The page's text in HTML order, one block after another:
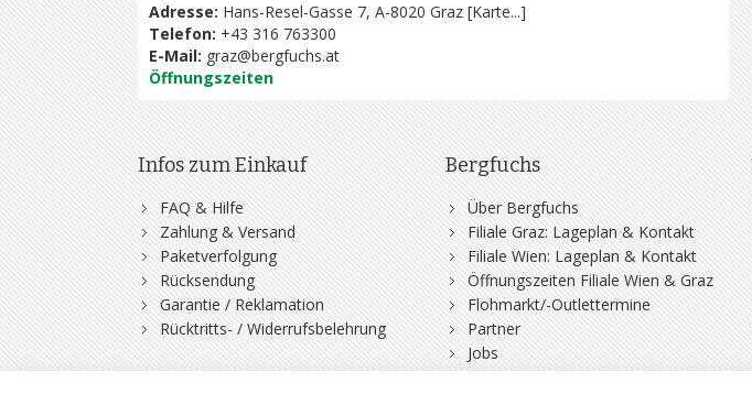
Adresse: Hans-Resel-Gasse 7, A-8020 Graz [Karte...]
Telefon: +43 316 763300
E-Mail: graz@bergfuchs.at
Öffnungszeiten
Infos zum Einkauf
FAQ & Hilfe
Zahlung & Versand
Paketverfolgung
Rücksendung
Garantie / Reklamation
Rücktritts- / Widerrufsbelehrung
Bergfuchs
Über Bergfuchs
Filiale Graz: Lageplan & Kontakt
Filiale Wien: Lageplan & Kontakt
Öffnungszeiten Filiale Wien & Graz
Flohmarkt/-Outlettermine
Partner
Jobs